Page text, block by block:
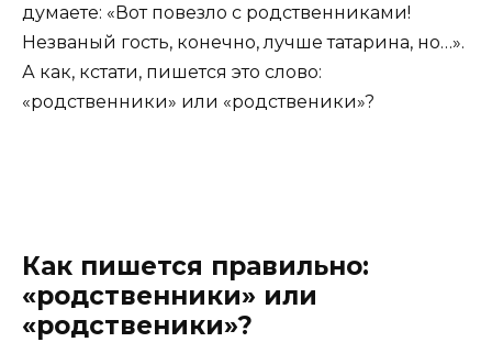
думаете: «Вот повезло с родственниками!
Незваный гость, конечно, лучше татарина, но…».
А как, кстати, пишется это слово:
«родственники» или «родственики»?
Как пишется правильно:
«родственники» или
«родственики»?